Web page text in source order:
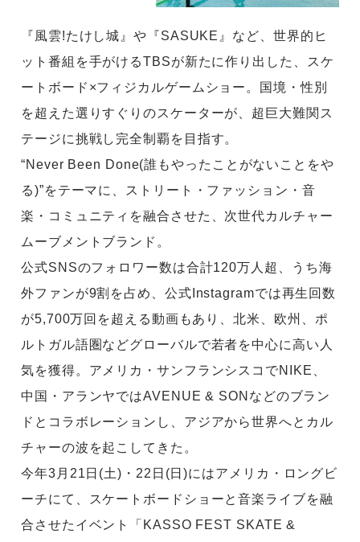
『風雲!たけし城』や『SASUKE』など、世界的ヒ
ット番組を手がけるTBSが新たに作り出した、スケ
ートボード×フィジカルゲームショー。国境・性別
を超えた選りすぐりのスケーターが、超巨大難関ス
テージに挑戦し完全制覇を目指す。
“Never Been Done(誰もやったことがないことをや
る)”をテーマに、ストリート・ファッション・音
楽・コミュニティを融合させた、次世代カルチャー
ムーブメントブランド。
公式SNSのフォロワー数は合計120万人超、うち海
外ファンが9割を占め、公式Instagramでは再生回数
が5,700万回を超える動画もあり、北米、欧州、ポ
ルトガル語圏などグローバルで若者を中心に高い人
気を獲得。アメリカ・サンフランシスコでNIKE、
中国・アランヤではAVENUE & SONなどのブラン
ドとコラボレーションし、アジアから世界へとカル
チャーの波を起こしてきた。
今年3月21日(土)・22日(日)にはアメリカ・ロングビ
ーチにて、スケートボードショーと音楽ライブを融
合させたイベント「KASSO FEST SKATE &